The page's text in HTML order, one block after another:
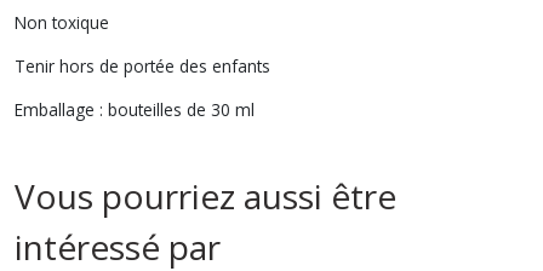
Non toxique
Tenir hors de portée des enfants
Emballage : bouteilles de 30 ml
Vous pourriez aussi être
intéressé par